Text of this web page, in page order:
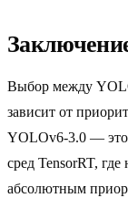
Выбор между
зависит от
YOLOv6-3.0 — это
сред TensorRT, где
абсолютным